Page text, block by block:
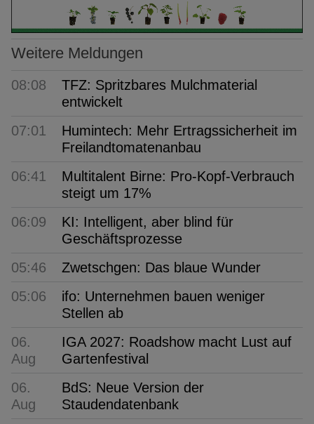
Weitere Meldungen
08:08
TFZ: Spritzbares Mulchmaterial
entwickelt
07:01
Humintech: Mehr Ertragssicherheit im
Freilandtomatenanbau
06:41
Multitalent Birne: Pro-Kopf-Verbrauch
steigt um 17%
06:09
KI: Intelligent, aber blind für
Geschäftsprozesse
05:46
Zwetschgen: Das blaue Wunder
05:06
ifo: Unternehmen bauen weniger
Stellen ab
06.
Aug
IGA 2027: Roadshow macht Lust auf
Gartenfestival
06.
Aug
BdS: Neue Version der
Staudendatenbank